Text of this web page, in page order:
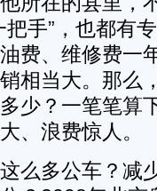
手”，也都有
费、维修费一
相当大。那么
少？一笔笔算
、浪费惊人。
多公车？减